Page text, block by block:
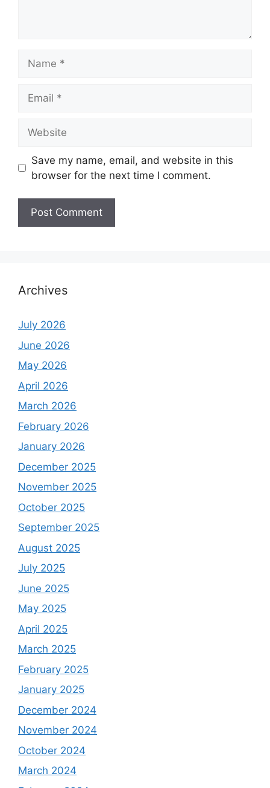
Save my name, email, and website in this
browser for the next time I comment.
Archives
July 2026
June 2026
May 2026
April 2026
March 2026
February 2026
January 2026
December 2025
November 2025
October 2025
September 2025
August 2025
July 2025
June 2025
May 2025
April 2025
March 2025
February 2025
January 2025
December 2024
November 2024
October 2024
March 2024